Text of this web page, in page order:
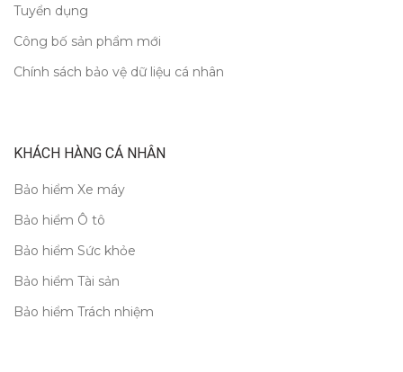
Tuyển dụng
Công bố sản phẩm mới
Chính sách bảo vệ dữ liệu cá nhân
KHÁCH HÀNG CÁ NHÂN
Bảo hiểm Xe máy
Bảo hiểm Ô tô
Bảo hiểm Sức khỏe
Bảo hiểm Tài sản
Bảo hiểm Trách nhiệm